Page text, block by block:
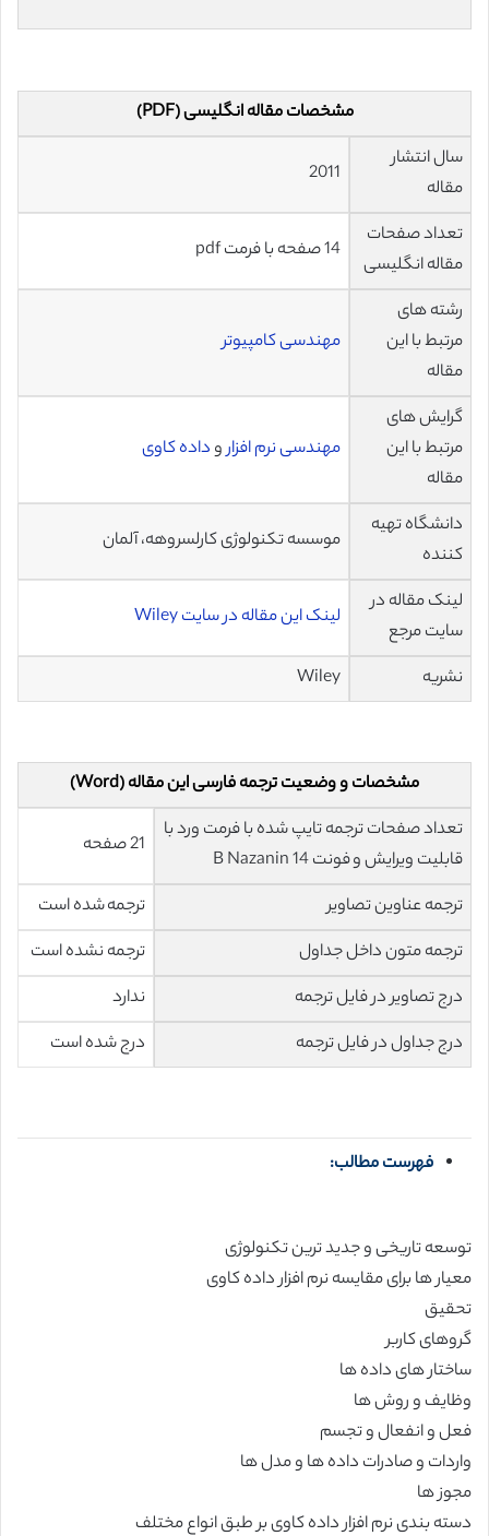
مشخصات مقاله انگلیسی (PDF)
سال انتشار
مقاله
2011
تعداد صفحات
مقاله انگلیسی
14 صفحه با فرمت pdf
رشته های
مرتبط با این
مقاله
مهندسی کامپیوتر
گرایش های
مرتبط با این
مقاله
مهندسی نرم افزاروداده کاوی
دانشگاه تهیه
کننده
موسسه تکنولوژی کارلسروهه، آلمان
لینک مقاله در
سایت مرجع
لینک این مقاله در سایت Wiley
نشریه Wiley
مشخصات و وضعیت ترجمه فارسی این مقاله (Word)
تعداد صفحات ترجمه تایپ شده با فرمت ورد با
قابلیت ویرایش و فونت 14 B Nazanin
21 صفحه
ترجمه عناوین تصاویر
ترجمه شده است
ترجمه متون داخل جداول
ترجمه نشده است
درج تصاویر در فایل ترجمه
ندارد
درج جداول در فایل ترجمه
درج شده است
فهرست مطالب:
توسعه تاریخی و جدید ترین تکنولوژی
معیار ها برای مقایسه نرم افزار داده کاوی
تحقیق
گروهای کاربر
ساختار های داده ها
وظایف و روش ها
فعل و انفعال و تجسم
واردات و صادرات داده ها و مدل ها
مجوز ها
دسته بندی نرم افزار داده کاوی بر طبق انواع مختلف